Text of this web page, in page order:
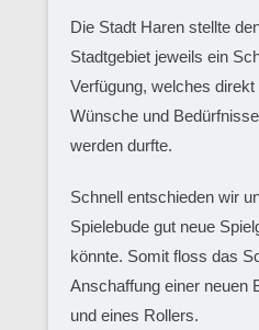
Die Stadt Haren stellte
Stadtgebiet jeweils ein
Verfügung, welches
Wünsche und
werden durfte.
Schnell entschieden wir
Spielebude gut neue
könnte. Somit floss das
Anschaffung einer neuen
und eines Rollers.